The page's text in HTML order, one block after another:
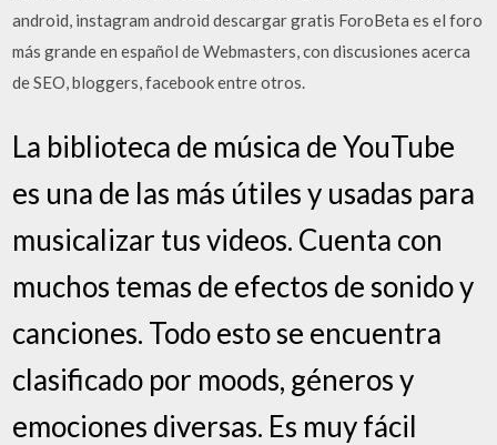
android, instagram android descargar gratis ForoBeta es el foro
más grande en español de Webmasters, con discusiones acerca
de SEO, bloggers, facebook entre otros.
La biblioteca de música de YouTube
es una de las más útiles y usadas para
musicalizar tus videos. Cuenta con
muchos temas de efectos de sonido y
canciones. Todo esto se encuentra
clasificado por moods, géneros y
emociones diversas. Es muy fácil